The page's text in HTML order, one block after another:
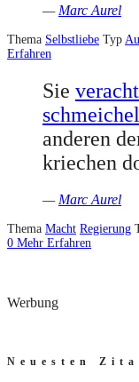
— Marc Aurel
Thema Selbstliebe Typ
Erfahren
Sie
anderen
kriechen
—Marc Aurel
Thema Macht Regierung
0 Mehr Erfahren
Werbung
Neuesten